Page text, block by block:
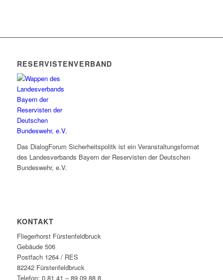
RESERVISTENVERBAND
Das DialogForum Sicherheitspolitk ist ein Veranstaltungsformat
des Landesverbands Bayern der Reservisten der Deutschen
Bundeswehr, e.V.
KONTAKT
Fliegerhorst Fürstenfeldbruck
Gebäude 506
Postfach 1264 / RES
82242 Fürstenfeldbruck
Telefon: 0 81 41 – 89 09 88 8